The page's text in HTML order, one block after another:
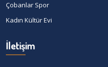
Çobanlar Spor
Kadın Kültür Evi
İletişim